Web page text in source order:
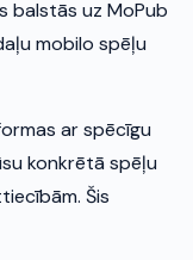
balstās uz MoPub
mobilo spēļu
ar spēcīgu
konkrētā spēļu
Šis